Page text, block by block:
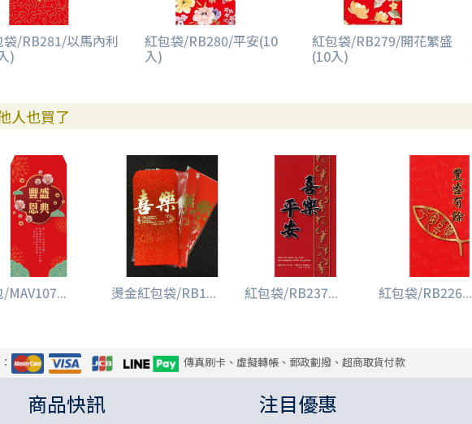
袋/RB281/以馬內利
)
紅包袋/RB280/平安(10
入)
紅包袋/RB279/開花繁盛
(10入)
人也買了
MAV107... 燙金紅包袋/RB1... 紅包袋/RB237... 紅包袋/RB226...
傳真刷卡、虛擬轉帳、郵政劃撥、超商取貨付款
商品快訊 注目優惠